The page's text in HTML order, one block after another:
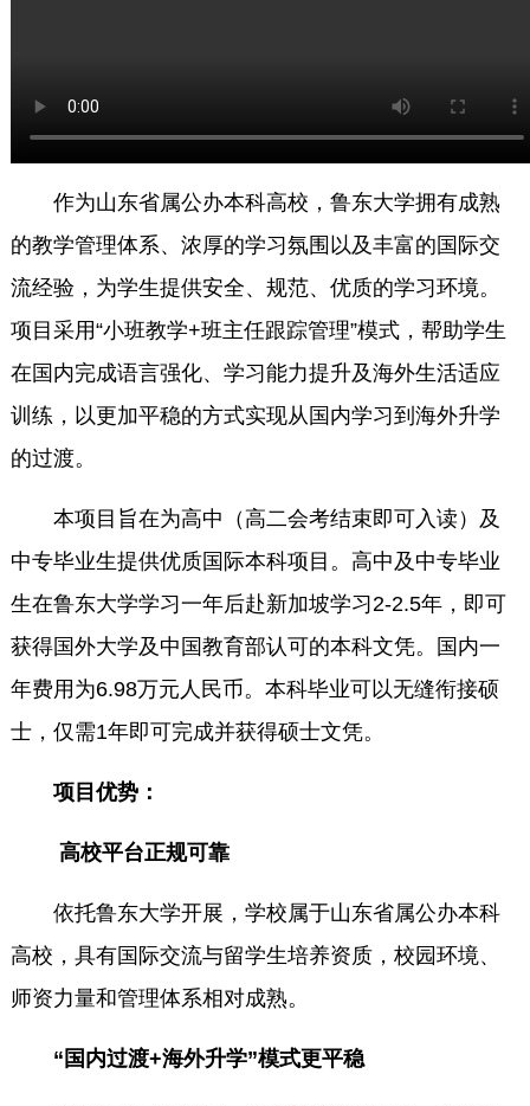
作为山东省属公办本科高校，鲁东大学拥有成熟
的教学管理体系、浓厚的学习氛围以及丰富的国际交
流经验，为学生提供安全、规范、优质的学习环境。
项目采用“小班教学+班主任跟踪管理”模式，帮助学生
在国内完成语言强化、学习能力提升及海外生活适应
训练，以更加平稳的方式实现从国内学习到海外升学
的过渡。
本项目旨在为高中（高二会考结束即可入读）及
中专毕业生提供优质国际本科项目。高中及中专毕业
生在鲁东大学学习一年后赴新加坡学习2-2.5年，即可
获得国外大学及中国教育部认可的本科文凭。国内一
年费用为6.98万元人民币。本科毕业可以无缝衔接硕
士，仅需1年即可完成并获得硕士文凭。
项目优势：
高校平台正规可靠
依托鲁东大学开展，学校属于山东省属公办本科
高校，具有国际交流与留学生培养资质，校园环境、
师资力量和管理体系相对成熟。
“国内过渡+海外升学”模式更平稳